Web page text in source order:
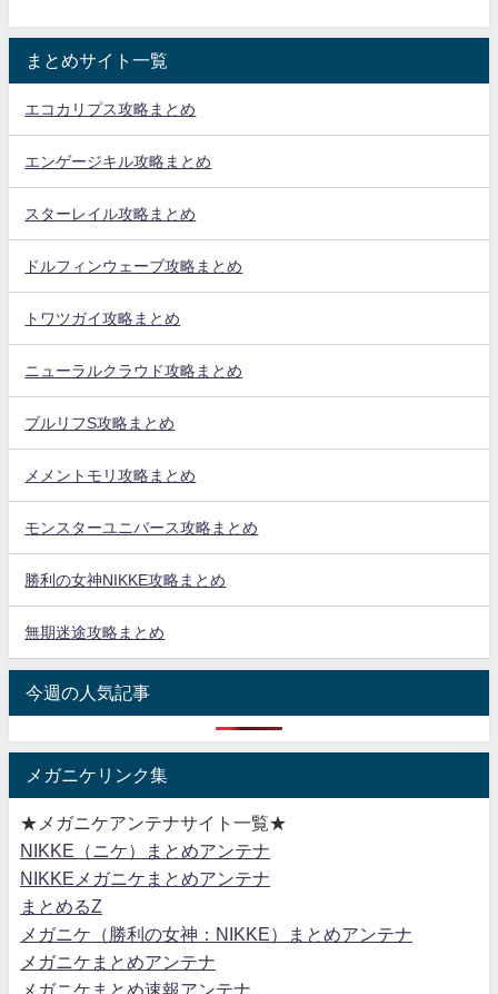
まとめサイト一覧
エコカリプス攻略まとめ
エンゲージキル攻略まとめ
スターレイル攻略まとめ
ドルフィンウェーブ攻略まとめ
トワツガイ攻略まとめ
ニューラルクラウド攻略まとめ
ブルリフS攻略まとめ
メメントモリ攻略まとめ
モンスターユニバース攻略まとめ
勝利の女神NIKKE攻略まとめ
無期迷途攻略まとめ
今週の人気記事
メガニケリンク集
★メガニケアンテナサイト一覧★
NIKKE（ニケ）まとめアンテナ
NIKKEメガニケまとめアンテナ
まとめるZ
メガニケ（勝利の女神：NIKKE）まとめアンテナ
メガニケまとめアンテナ
メガニケまとめ速報アンテナ